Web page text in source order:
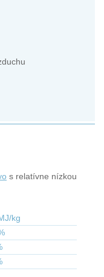
s relatívne nízkou
kg